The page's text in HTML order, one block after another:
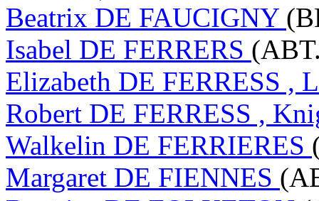
Beatrix DE FAUCIGNY
Isabel DE FERRERS
Elizabeth DE FERRESS ,
Robert DE FERRESS ,
Walkelin DE FERRIERES
Margaret DE FIENNES